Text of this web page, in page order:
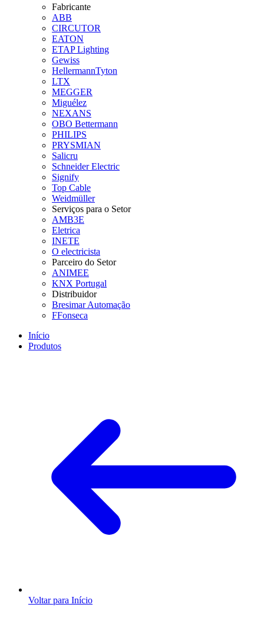
Fabricante
ABB
CIRCUTOR
EATON
ETAP Lighting
Gewiss
HellermannTyton
LTX
MEGGER
Miguélez
NEXANS
OBO Bettermann
PHILIPS
PRYSMIAN
Salicru
Schneider Electric
Signify
Top Cable
Weidmüller
Serviços para o Setor
AMB3E
Eletrica
INETE
O electricista
Parceiro do Setor
ANIMEE
KNX Portugal
Distribuidor
Bresimar Automação
FFonseca
Início
Produtos
Voltar para Início